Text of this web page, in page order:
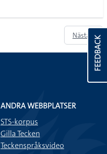
Nästa » FEEDBACK
ANDRA WEBBPLATSER
STS-korpus
Gilla Tecken
Teckenspråksvideo